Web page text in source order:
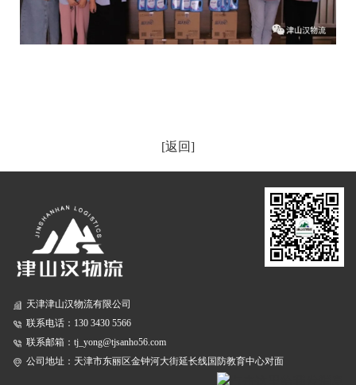
[返回]
天津津山汉物流有限公司
联系电话：130 3430 5566
联系邮箱：tj_yong@tjsanho56.com
公司地址：天津市东丽区金钟河大街延长线国防教育中心对面